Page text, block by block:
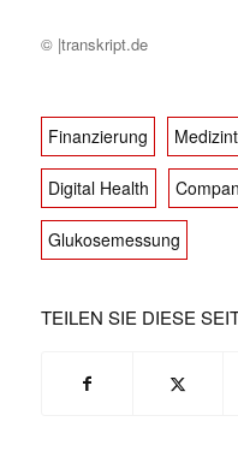
© |transkript.de
Finanzierung
Digital Health
Glukosemessung
TEILEN SIE DIESE